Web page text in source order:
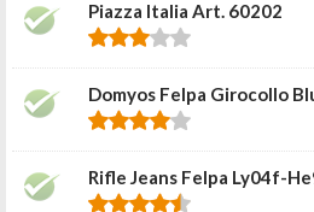
Piazza Italia Art. 60202
Domyos Felpa Girocollo
Rifle Jeans Felpa Ly04f-